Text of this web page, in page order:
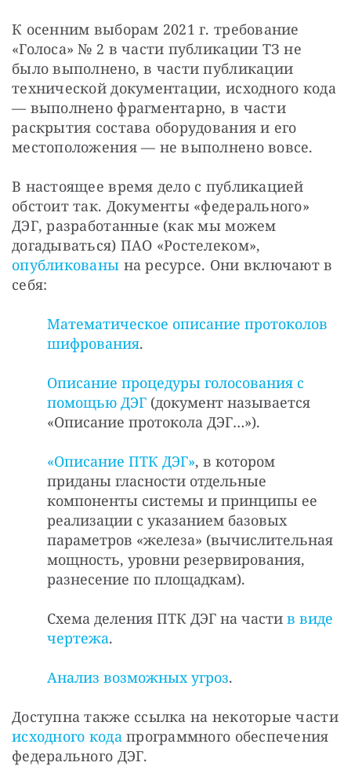
К осенним выборам 2021 г. требование
«Голоса» № 2 в части публикации ТЗ не
было выполнено, в части публикации
технической документации, исходного кода
— выполнено фрагментарно, в части
раскрытия состава оборудования и его
местоположения — не выполнено вовсе.
В настоящее время дело с публикацией
обстоит так. Документы «федерального»
ДЭГ, разработанные (как мы можем
опубликованы на ресурсе. Они включают в
себя:
Математическое описание протоколов
шифрования.
Описание процедуры голосования с
помощью ДЭГ (документ называется
«Описание протокола ДЭГ…»).
«Описание ПТК ДЭГ», в котором
приданы гласности отдельные
компоненты системы и принципы ее
реализации с указанием базовых
параметров «железа» (вычислительная
мощность, уровни резервирования,
разнесение по площадкам).
Схема деления ПТК ДЭГ на части в виде
чертежа.
Анализ возможных угроз.
Доступна также ссылка на некоторые части
исходного кода программного обеспечения
федерального ДЭГ.